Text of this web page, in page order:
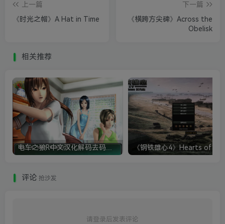
上一篇
《时光之帽》A Hat in Time
下一篇
《横跨方尖碑》Across the
Obelisk
相关推荐
电车之狼R中文汉化解码去码硬盘完整破解版+MOD特典+全CG存档+攻略|修复卡顿
评论 抢沙发
请登录后发表评论